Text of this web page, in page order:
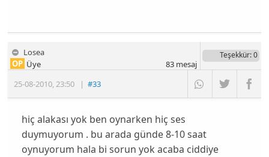
Losea
25-08-2010,23:50 |#33
OP Üye
Teşekkür: 0
83mesaj
hiç alakası yok ben oynarken hiç ses
duymuyorum . bu arada günde 8-10 saat
oynuyorum hala bi sorun yok acaba ciddiye